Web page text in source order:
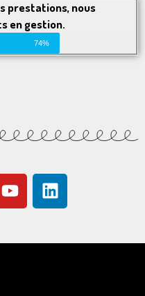
prestations, nous
en gestion.
74%